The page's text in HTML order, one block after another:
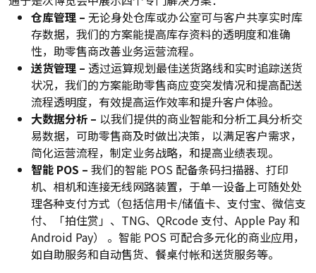
仓库管理 – 无论身处仓库或办公室可与客户共享实时库
存数据，我们的方案能提高库存资料的透明度和准确
性，助零售商改善业务运营流程。
送货管理 – 透过运算规划最佳送货路线和实时追踪送货
状况，我们的方案能助零售商应变突发情况和提高配送
流程透明度，有效提高运作效率和提升客户体验。
大数据分析 – 以我们提供的商业智能和分析工具分析交
易数据，可助零售商及时做出决策，以满足客户需求，
简化运营流程，制定业务战略，和提高业绩表现。
智能 POS – 我们的智能 POS 配备条码扫描器、打印
机、相机和连接无线网路装置，于单一设备上可随处处
理各种支付方式（包括信用卡/储值卡、支付宝、微信支
付、「拍住赏」、TNG、QRcode 支付、Apple Pay 和
Android Pay） 。智能 POS 可配合多元化的商业应用，
如自助服务和自动售货、餐桌付帐和送货服务等。